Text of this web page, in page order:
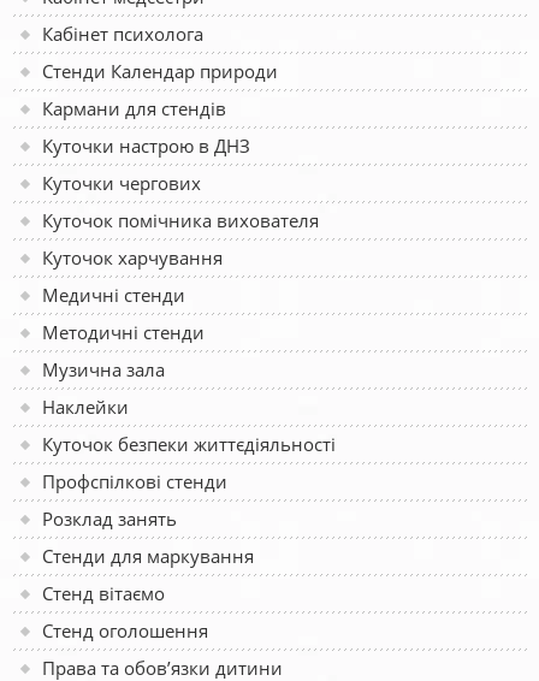
Кабінет психолога
Стенди Календар природи
Кармани для стендів
Куточки настрою в ДНЗ
Куточки чергових
Куточок помічника вихователя
Куточок харчування
Медичні стенди
Методичні стенди
Музична зала
Наклейки
Куточок безпеки життєдіяльності
Профспілкові стенди
Розклад занять
Стенди для маркування
Стенд вітаємо
Стенд оголошення
Права та обов’язки дитини